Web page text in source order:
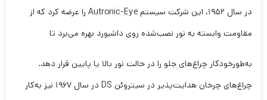
در سال ۱۹۵۲، این شرکت سیستم Autronic-Eye را عرضه کرد که از
مقاومت وابسته به نور نصب‌شده روی داشبورد بهره می‌برد تا
به‌طورخودکار چراغ‌های جلو را در حالت نور بالا یا پایین قرار دهد.
چراغ‌های چرخان هدایت‌پذیر در سیتروئن DS در سال ۱۹۶۷ نیز به‌کار